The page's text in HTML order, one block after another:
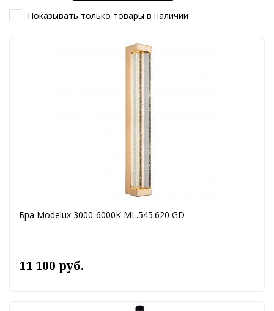
Показывать только товары в наличии
Бра Modelux 3000-6000K ML.545.620 GD
11 100 руб.